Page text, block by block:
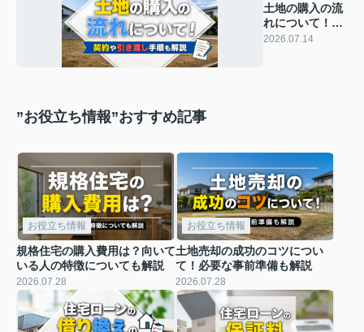
土地の購入の流
れについて！契
約や引き渡し手
2026.07.14
”お役立ち情報”おすすめ記事
お役立ち情報
規格住宅の購入費用は？向いて
いる人の特徴についても解説
2026.07.28
お役立ち情報
土地売却の成功のコツについ
て！必要な事前準備も解説
2026.07.28